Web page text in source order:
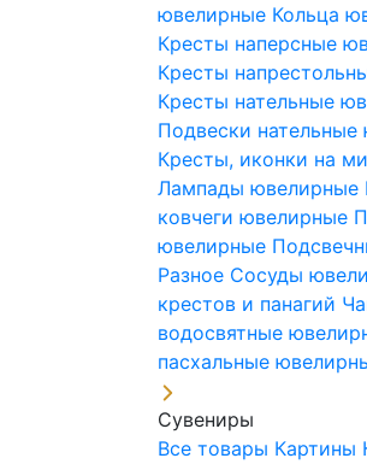
ювелирные Кольца
Кресты наперсные
Кресты
Кресты нательные
Подвески
Кресты, иконки на
Лампады ювелирные
ковчеги ювелирные
ювелирные
Разное Сосуды
крестов и панагий
водосвятные
пасхальные
Сувениры
Все товары Картины